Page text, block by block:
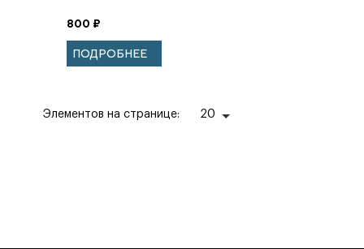
Ромодановской.
Том 2:
Исследования.
Посвящения и
800 ₽
ПОДРОБНЕЕ
Элементов на странице: 20